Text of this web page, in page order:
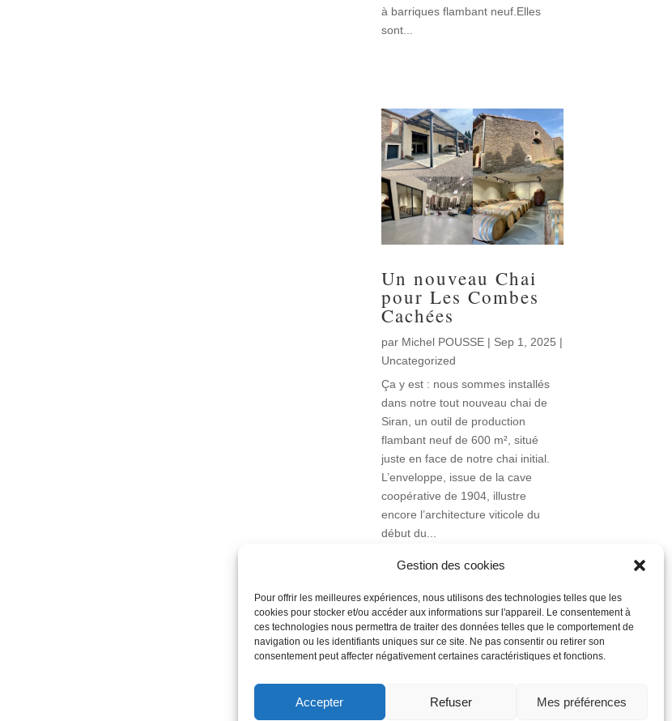
Gestion des cookies
Pour offrir les meilleures expériences, nous utilisons des technologies telles que les
cookies pour stocker et/ou accéder aux informations sur l'appareil. Le consentement à
ces technologies nous permettra de traiter des données telles que le comportement de
navigation ou les identifiants uniques sur ce site. Ne pas consentir ou retirer son
consentement peut affecter négativement certaines caractéristiques et fonctions.
Accepter Refuser Mes préférences
à barriques flambant neuf.Elles
sont...
Un nouveau Chai
pour Les Combes
Cachées
par Michel POUSSE | Sep 1, 2025 |
Uncategorized
Ça y est : nous sommes installés
dans notre tout nouveau chai de
Siran, un outil de production
flambant neuf de 600 m², situé
juste en face de notre chai initial.
L’enveloppe, issue de la cave
coopérative de 1904, illustre
encore l’architecture viticole du
début du...
« Entrées précédentes
Entrées suivantes »